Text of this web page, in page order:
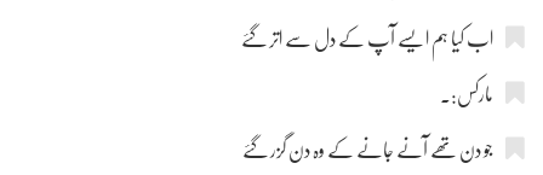
اب کیا ہم ایسے آپ کے دل سے اتر گئے
مارکس:۔
جو دن تھے آنے جانے کے وہ دن گزر گئے